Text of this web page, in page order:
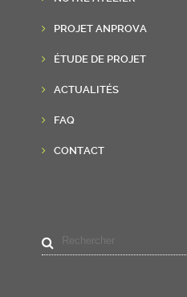
PROJET ANPROVA
ÉTUDE DE PROJET
ACTUALITÉS
FAQ
CONTACT